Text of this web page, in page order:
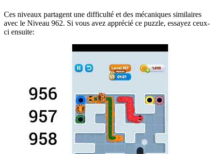
Ces niveaux partagent une difficulté et des mécaniques similaires
avec le Niveau 962. Si vous avez apprécié ce puzzle, essayez ceux-
ci ensuite: